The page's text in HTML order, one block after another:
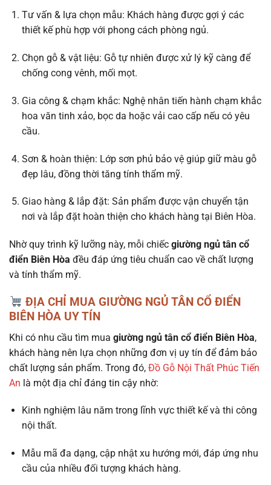
Tư vấn & lựa chọn mẫu: Khách hàng được gợi ý các
thiết kế phù hợp với phong cách phòng ngủ.
Chọn gỗ & vật liệu: Gỗ tự nhiên được xử lý kỹ càng để
chống cong vênh, mối mọt.
Gia công & chạm khắc: Nghệ nhân tiến hành chạm khắc
hoa văn tinh xảo, bọc da hoặc vải cao cấp nếu có yêu
cầu.
Sơn & hoàn thiện: Lớp sơn phủ bảo vệ giúp giữ màu gỗ
đẹp lâu, đồng thời tăng tính thẩm mỹ.
Giao hàng & lắp đặt: Sản phẩm được vận chuyển tận
nơi và lắp đặt hoàn thiện cho khách hàng tại Biên Hòa.
Nhờ quy trình kỹ lưỡng này, mỗi chiếc giường ngủ tân cổ
điển Biên Hòa đều đáp ứng tiêu chuẩn cao về chất lượng
và tính thẩm mỹ.
ĐỊA CHỈ MUA GIƯỜNG NGỦ TÂN CỔ ĐIỂN
BIÊN HÒA UY TÍN
Khi có nhu cầu tìm mua giường ngủ tân cổ điển Biên Hòa,
khách hàng nên lựa chọn những đơn vị uy tín để đảm bảo
chất lượng sản phẩm. Trong đó, Đồ Gỗ Nội Thất Phúc Tiến
An là một địa chỉ đáng tin cậy nhờ:
Kinh nghiệm lâu năm trong lĩnh vực thiết kế và thi công
nội thất.
Mẫu mã đa dạng, cập nhật xu hướng mới, đáp ứng nhu
cầu của nhiều đối tượng khách hàng.